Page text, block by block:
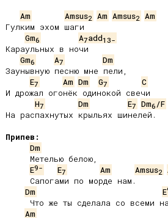
Am
Amsus2 Am Amsus2 Am
Гулким эхом шаги
Gm6 A7add13-
Караульных в ночи
Gm6 A7
Dm
Заунывную песню мне пели,
E7 Am Dm G7
C
И дрожал огонёк одинокой свечи
H7 Dm E7 Dm6 /F
На распахнутых крыльях шинелей.
Припев:
Dm
E9- E7 Am Amsus2
Dm
E
Am